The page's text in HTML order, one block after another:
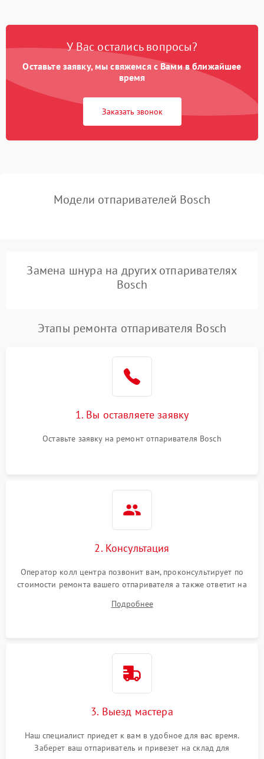
Поломка системы
500 ₽ Подробнее →
Поломка системы защиты
от короткого замыкания
1000 ₽ Подробнее →
Поломка системы защиты
1000 ₽ Подробнее →
У Вас остались вопросы?
Оставьте заявку, мы свяжемся с Вами в ближайшее
время
Заказать звонок
Модели отпаривателей Bosch
Замена шнура на других отпаривателях
Bosch
Этапы ремонта отпаривателя Bosch
1. Вы оставляете заявку
Оставьте заявку на ремонт отпаривателя Bosch
2. Консультация
Оператор колл центра позвонит вам, проконсультирует по
стоимости ремонта вашего отпаривателя а также ответит на
Подробнее
3. Выезд мастера
Наш специалист приедет к вам в удобное для вас время.
Заберет ваш отпариватель и привезет на склад для